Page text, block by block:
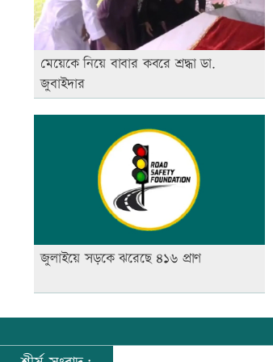
মেয়েকে নিয়ে বাবার কবরে শ্রদ্ধা ডা.
জুবাইদার
জুলাইয়ে সড়কে ঝরেছে ৪১৬ প্রাণ